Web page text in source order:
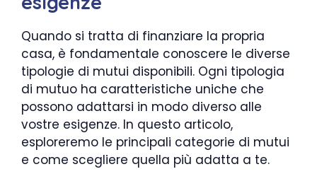
Quando si tratta di finanziare la propria
casa, è fondamentale conoscere le diverse
tipologie di mutui disponibili. Ogni tipologia
di mutuo ha caratteristiche uniche che
possono adattarsi in modo diverso alle
vostre esigenze. In questo articolo,
esploreremo le principali categorie di mutui
e come scegliere quella più adatta a te.